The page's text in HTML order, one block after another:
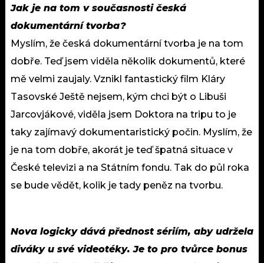
Jak je na tom v současnosti česká
dokumentární tvorba?
Myslím, že česká dokumentární tvorba je na tom
dobře. Teď jsem viděla několik dokumentů, které
mě velmi zaujaly. Vznikl fantastický film Kláry
Tasovské Ještě nejsem, kým chci být o Libuši
Jarcovjákové, viděla jsem Doktora na tripu to je
taky zajímavý dokumentaristický počin. Myslím, že
je na tom dobře, akorát je teď špatná situace v
České televizi a na Státním fondu. Tak do půl roka
se bude vědět, kolik je tady peněz na tvorbu.
Nova logicky dává přednost sériím, aby udržela
diváky u své videotéky. Je to pro tvůrce bonus